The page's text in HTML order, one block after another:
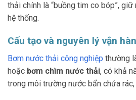
thải chính là “buồng tim co bóp”, giữ
hệ thống.
Cấu tạo và nguyên lý vận
Bơm nước thải công nghiệp thường
hoặc bơm chìm nước thải, có khả
trong môi trường nước bẩn chứa